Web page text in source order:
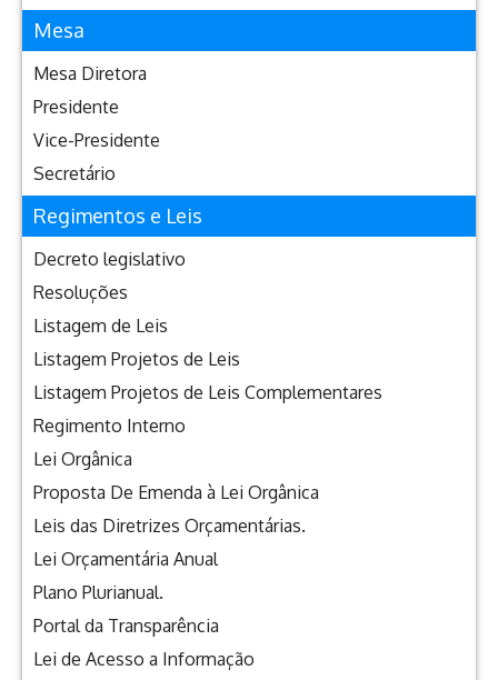
Mesa
Mesa Diretora
Presidente
Vice-Presidente
Secretário
Regimentos e Leis
Decreto legislativo
Resoluções
Listagem de Leis
Listagem Projetos de Leis
Listagem Projetos de Leis Complementares
Regimento Interno
Lei Orgânica
Proposta De Emenda à Lei Orgânica
Leis das Diretrizes Orçamentárias.
Lei Orçamentária Anual
Plano Plurianual.
Portal da Transparência
Lei de Acesso a Informação